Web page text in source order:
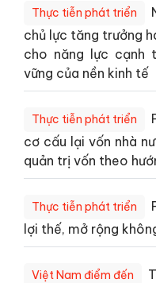
Thực tiễn phát triển
chủ lực tăng trưởng
cho năng lực cạnh
vững của nền kinh tế
Thực tiễn phát triển
cơ cấu lại vốn nhà
quản trị vốn theo
Thực tiễn phát triển
lợi thế, mở rộng
Việt Nam điểm đến